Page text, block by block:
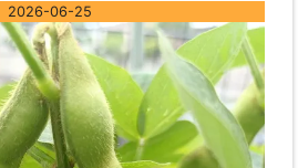
2026-06-25